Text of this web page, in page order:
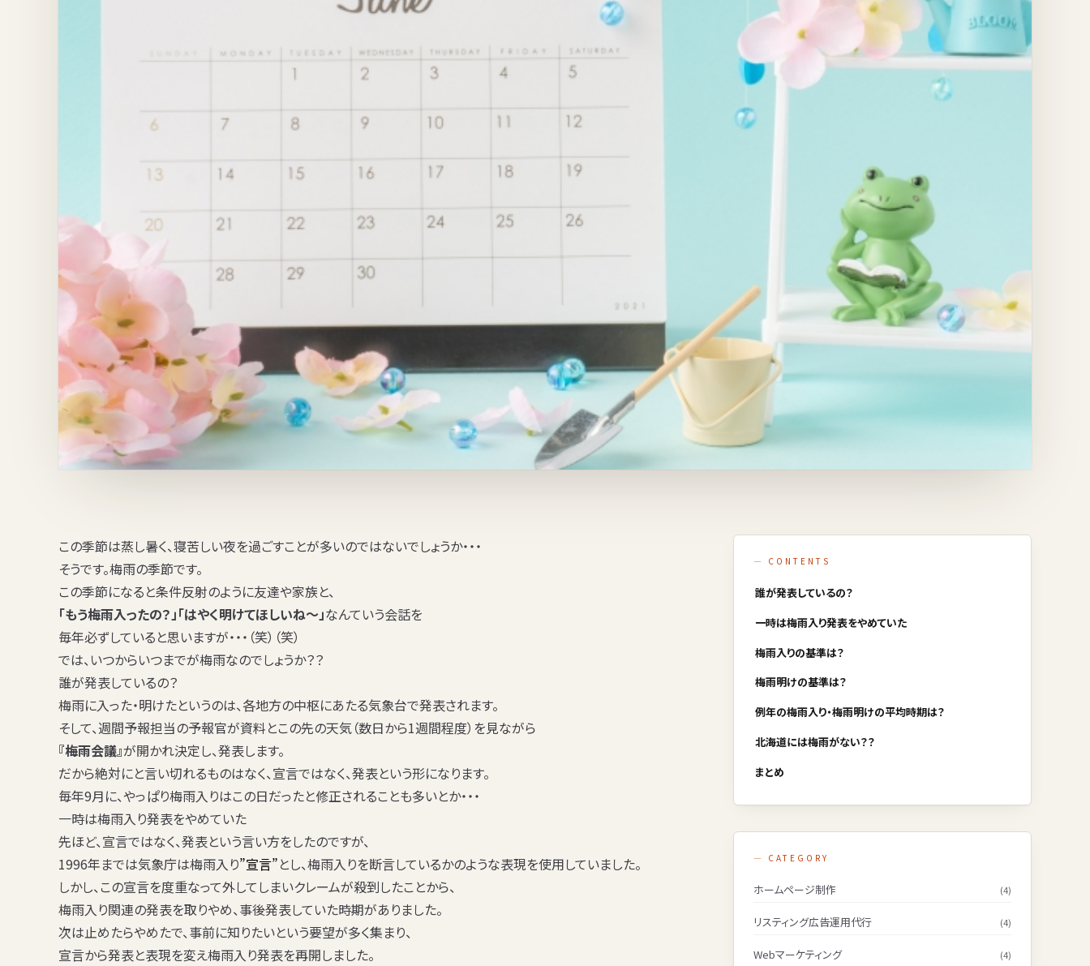
この季節は蒸し暑く、寝苦しい夜を過ごすことが多いのではないでしょうか・・・
そうです。梅雨の季節です。
この季節になると条件反射のように友達や家族と、
「もう梅雨入ったの？」「はやく明けてほしいね～」なんていう会話を
毎年必ずしていると思いますが・・・（笑）（笑）
では、いつからいつまでが梅雨なのでしょうか？？
誰が発表しているの？
梅雨に入った・明けたというのは、各地方の中枢にあたる気象台で発表されます。
そして、週間予報担当の予報官が資料とこの先の天気（数日から1週間程度）を見ながら
『梅雨会議』が開かれ決定し、発表します。
だから絶対にと言い切れるものはなく、宣言ではなく、発表という形になります。
毎年9月に、やっぱり梅雨入りはこの日だったと修正されることも多いとか・・・
一時は梅雨入り発表をやめていた
先ほど、宣言ではなく、発表という言い方をしたのですが、
1996年までは気象庁は梅雨入り”宣言”とし、梅雨入りを断言しているかのような表現を使用していました。
しかし、この宣言を度重なって外してしまいクレームが殺到したことから、
梅雨入り関連の発表を取りやめ、事後発表していた時期がありました。
次は止めたらやめたで、事前に知りたいという要望が多く集まり、
宣言から発表と表現を変え梅雨入り発表を再開しました。
— CONTENTS
誰が発表しているの？
一時は梅雨入り発表をやめていた
梅雨入りの基準は？
梅雨明けの基準は？
例年の梅雨入り・梅雨明けの平均時期は？
北海道には梅雨がない？？
まとめ
— CATEGORY
ホームページ制作 (4)
リスティング広告運用代行 (4)
Webマーケティング (4)